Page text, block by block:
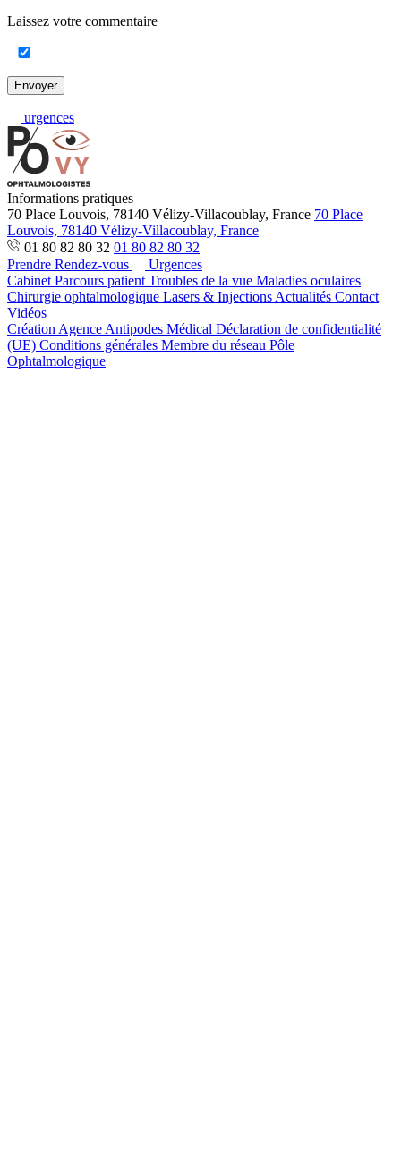
Laissez votre commentaire
Envoyer
urgences
Informations pratiques
70 Place Louvois, 78140 Vélizy-Villacoublay, France 70 Place
Louvois, 78140 Vélizy-Villacoublay, France
01 80 82 80 32 01 80 82 80 32
Prendre Rendez-vous
Urgences
Cabinet Parcours patient Troubles de la vue Maladies oculaires
Chirurgie ophtalmologique Lasers & Injections Actualités Contact
Vidéos
Création Agence Antipodes Médical Déclaration de confidentialité
(UE) Conditions générales Membre du réseau Pôle
Ophtalmologique